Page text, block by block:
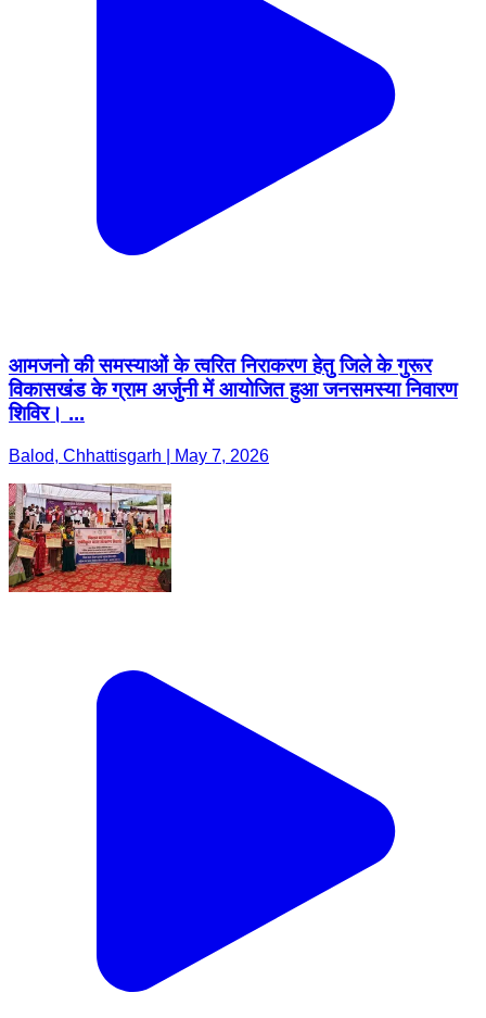
आमजनो की समस्याओं के त्वरित निराकरण हेतु जिले के गुरूर
विकासखंड के ग्राम अर्जुनी में आयोजित हुआ जनसमस्या निवारण
शिविर। ...
Balod, Chhattisgarh | May 7, 2026